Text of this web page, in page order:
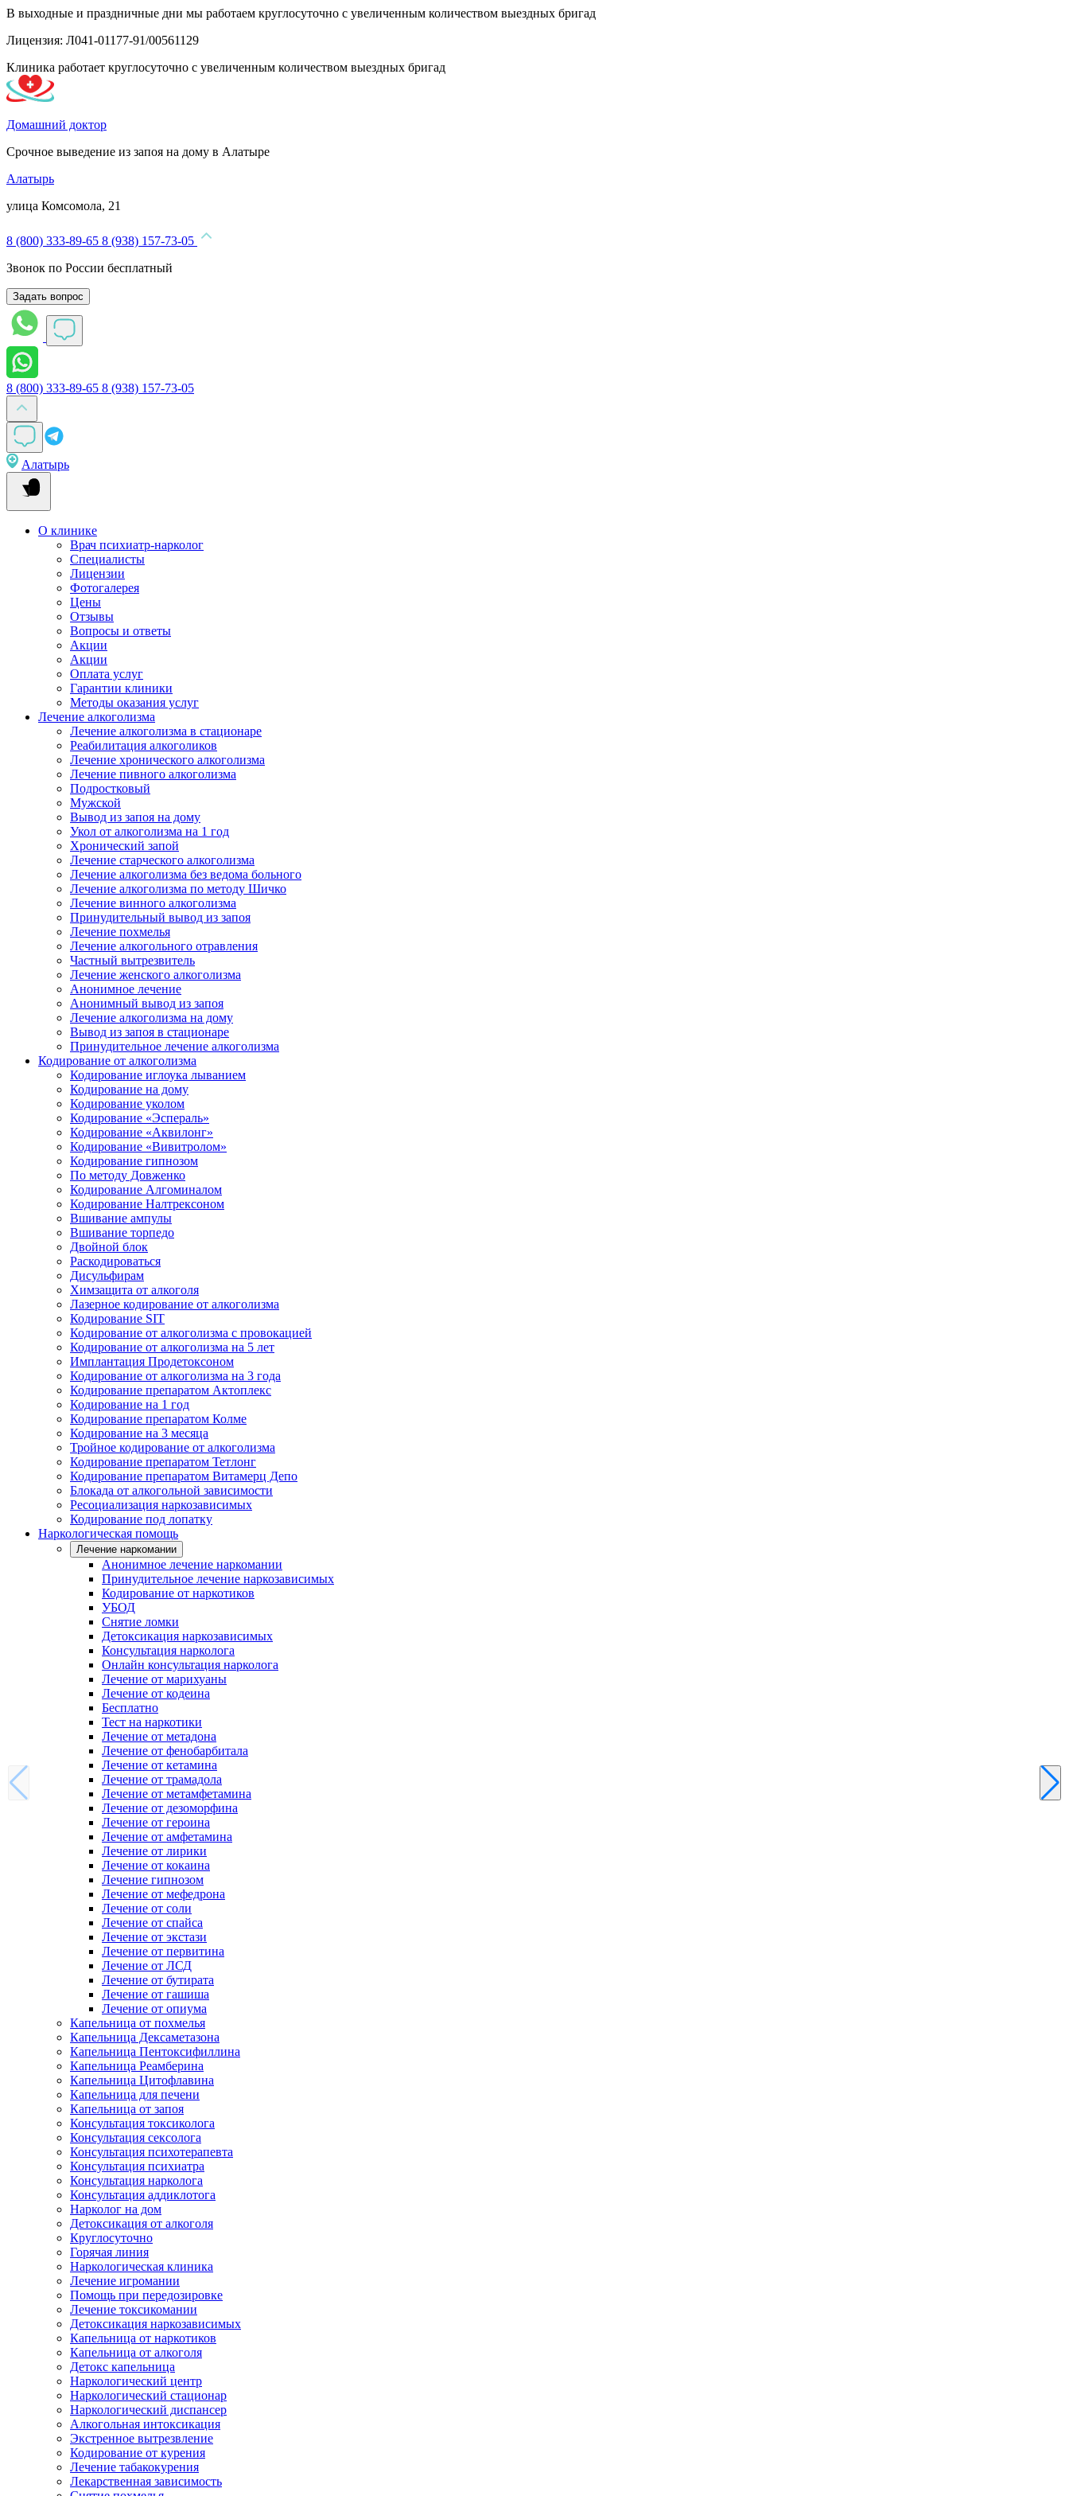
В выходные и праздничные дни мы работаем круглосуточно с увеличенным количеством выездных бригад
Лицензия: Л041-01177-91/00561129
Клиника работает круглосуточно с увеличенным количеством выездных бригад
Домашний доктор
Срочное выведение из запоя на дому в Алатыре
Алатырь
улица Комсомола, 21
8 (800) 333-89-65 8 (938) 157-73-05
Звонок по России бесплатный
Задать вопрос
8 (800) 333-89-65 8 (938) 157-73-05
Алатырь
О клинике
Врач психиатр-нарколог
Специалисты
Лицензии
Фотогалерея
Цены
Отзывы
Вопросы и ответы
Акции
Акции
Оплата услуг
Гарантии клиники
Методы оказания услуг
Лечение алкоголизма
Лечение алкоголизма в стационаре
Реабилитация алкоголиков
Лечение хронического алкоголизма
Лечение пивного алкоголизма
Подростковый
Мужской
Вывод из запоя на дому
Укол от алкоголизма на 1 год
Хронический запой
Лечение старческого алкоголизма
Лечение алкоголизма без ведома больного
Лечение алкоголизма по методу Шичко
Лечение винного алкоголизма
Принудительный вывод из запоя
Лечение похмелья
Лечение алкогольного отравления
Частный вытрезвитель
Лечение женского алкоголизма
Анонимное лечение
Анонимный вывод из запоя
Лечение алкоголизма на дому
Вывод из запоя в стационаре
Принудительное лечение алкоголизма
Кодирование от алкоголизма
Кодирование иглоука лыванием
Кодирование на дому
Кодирование уколом
Кодирование «Эспераль»
Кодирование «Аквилонг»
Кодирование «Вивитролом»
Кодирование гипнозом
По методу Довженко
Кодирование Алгоминалом
Кодирование Налтрексоном
Вшивание ампулы
Вшивание торпедо
Двойной блок
Раскодироваться
Дисульфирам
Химзащита от алкоголя
Лазерное кодирование от алкоголизма
Кодирование SIT
Кодирование от алкоголизма с провокацией
Кодирование от алкоголизма на 5 лет
Имплантация Продетоксоном
Кодирование от алкоголизма на 3 года
Кодирование препаратом Актоплекс
Кодирование на 1 год
Кодирование препаратом Колме
Кодирование на 3 месяца
Тройное кодирование от алкоголизма
Кодирование препаратом Тетлонг
Кодирование препаратом Витамерц Депо
Блокада от алкогольной зависимости
Ресоциализация наркозависимых
Кодирование под лопатку
Наркологическая помощь
Лечение наркомании
Анонимное лечение наркомании
Принудительное лечение наркозависимых
Кодирование от наркотиков
УБОД
Снятие ломки
Детоксикация наркозависимых
Консультация нарколога
Онлайн консультация нарколога
Лечение от марихуаны
Лечение от кодеина
Бесплатно
Тест на наркотики
Лечение от метадона
Лечение от фенобарбитала
Лечение от кетамина
Лечение от трамадола
Лечение от метамфетамина
Лечение от дезоморфина
Лечение от героина
Лечение от амфетамина
Лечение от лирики
Лечение от кокаина
Лечение гипнозом
Лечение от мефедрона
Лечение от соли
Лечение от спайса
Лечение от экстази
Лечение от первитина
Лечение от ЛСД
Лечение от бутирата
Лечение от гашиша
Лечение от опиума
Капельница от похмелья
Капельница Дексаметазона
Капельница Пентоксифиллина
Капельница Реамберина
Капельница Цитофлавина
Капельница для печени
Капельница от запоя
Консультация токсиколога
Консультация сексолога
Консультация психотерапевта
Консультация психиатра
Консультация нарколога
Консультация аддиклотога
Нарколог на дом
Детоксикация от алкоголя
Круглосуточно
Горячая линия
Наркологическая клиника
Лечение игромании
Помощь при передозировке
Лечение токсикомании
Детоксикация наркозависимых
Капельница от наркотиков
Капельница от алкоголя
Детокс капельница
Наркологический центр
Наркологический стационар
Наркологический диспансер
Алкогольная интоксикация
Экстренное вытрезвление
Кодирование от курения
Лечение табакокурения
Лекарственная зависимость